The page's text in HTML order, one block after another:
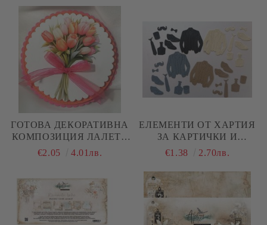
ГОТОВА ДЕКОРАТИВНА
КОМПОЗИЦИЯ ЛАЛЕТА
– 3D ЕЛЕМЕНТ ЗА
€2.05 4.01лв.
ЕЛЕМЕНТИ ОТ ХАРТИЯ
ЗА КАРТИЧКИ И
ДЕКОРАЦИИ - ЗА МЪЖЕ
€1.38 2.70лв.